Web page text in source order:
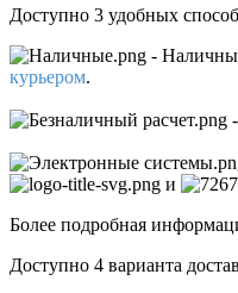
Доступно 3 удобных
-
курьером.
и
Более подробная
Доступно 4 варианта